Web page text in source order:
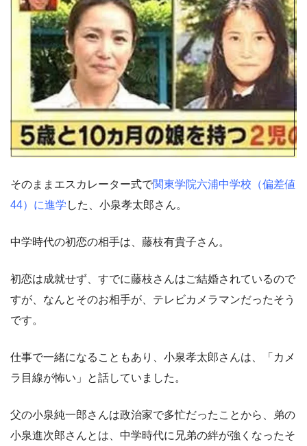
そのままエスカレーター式で関東学院六浦中学校（偏差値
44）に進学 した、小泉孝太郎さん。
中学時代の初恋の相手は、藤枝有貴子さん。
初恋は成就せず、すでに藤枝さんはご結婚されているので
すが、なんとそのお相手が、テレビカメラマンだったそう
です。
仕事で一緒になることもあり、小泉孝太郎さんは、「カメ
ラ目線が怖い」と話していました。
父の小泉純一郎さんは政治家で多忙だったことから、弟の
小泉進次郎さんとは、中学時代に兄弟の絆が強くなったそ